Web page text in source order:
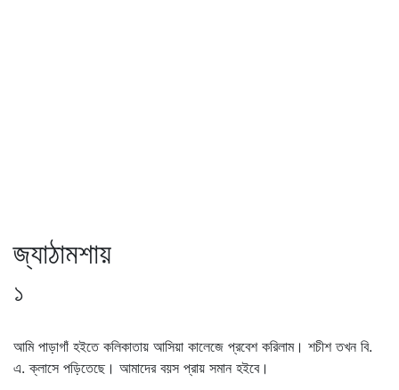
জ্যাঠামশায়
১
আমি পাড়াগাঁ হইতে কলিকাতায় আসিয়া কালেজে প্রবেশ করিলাম। শচীশ তখন বি.
এ. ক্লাসে পড়িতেছে। আমাদের বয়স প্রায় সমান হইবে।